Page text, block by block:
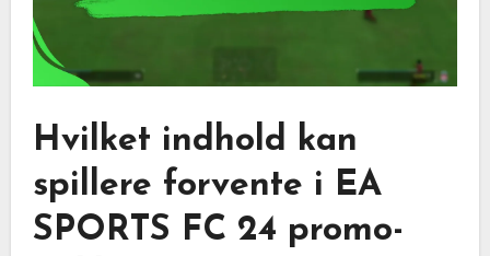
Hvilket indhold kan
spillere forvente i EA
SPORTS FC 24 promo-